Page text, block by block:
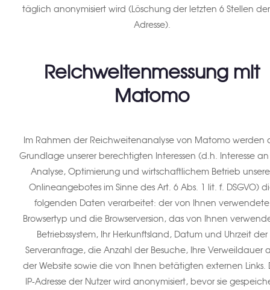
täglich anonymisiert wird (Löschung der letzten 6 Stellen der
Adresse).
Reichweitenmessung mit
Matomo
Im Rahmen der Reichweitenanalyse von Matomo werden
Grundlage unserer berechtigten Interessen (d.h. Interesse
Analyse, Optimierung und wirtschaftlichem Betrieb
Onlineangebotes im Sinne des Art. 6 Abs. 1 lit. f. DSGVO)
folgenden Daten verarbeitet: der von Ihnen verwendete
Browsertyp und die Browserversion, das von Ihnen
Betriebssystem, Ihr Herkunftsland, Datum und Uhrzeit der
Serveranfrage, die Anzahl der Besuche, Ihre Verweildauer
der Website sowie die von Ihnen betätigten externen Links.
IP-Adresse der Nutzer wird anonymisiert, bevor sie